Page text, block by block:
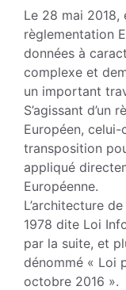
Le 28 mai 2018,
règlementation
don­nées à
complexe et
un important
S’agissant d’un
Européen,
transposition
appliqué
Européenne.
L’architecture
1978 dite Loi
par la suite, et
dénommé « Loi
oc­tobre 2016 ».